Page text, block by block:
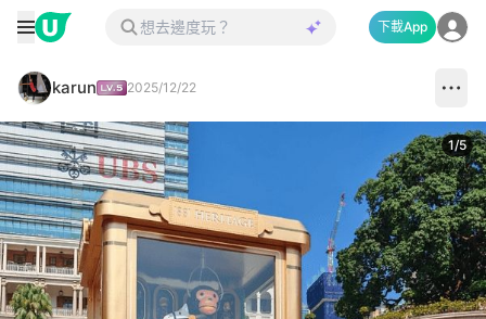
下載App
karun 2025/12/22
1/5